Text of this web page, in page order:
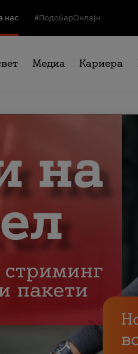
нас #ПодобарОнлајн
Медиа Кариера